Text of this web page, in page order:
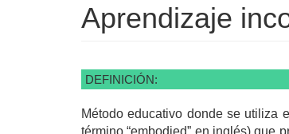
Aprendizaje
DEFINICIÓN:
Método educativo donde se utiliza
término “embodied” en inglés) que